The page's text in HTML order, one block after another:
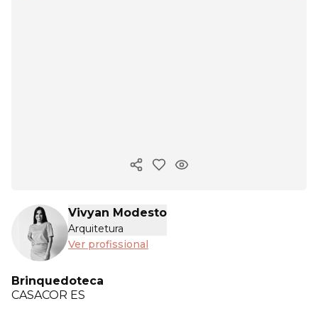
Copiar link
Vivyan Modesto
Arquitetura
Ver profissional
Brinquedoteca
CASACOR ES